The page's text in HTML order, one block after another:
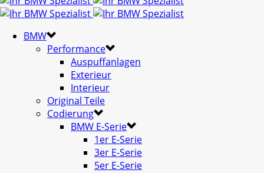
BMW
Performance
Auspuffanlagen
Exterieur
Interieur
Original Teile
Codierung
BMW E-Serie
1er E-Serie
3er E-Serie
5er E-Serie